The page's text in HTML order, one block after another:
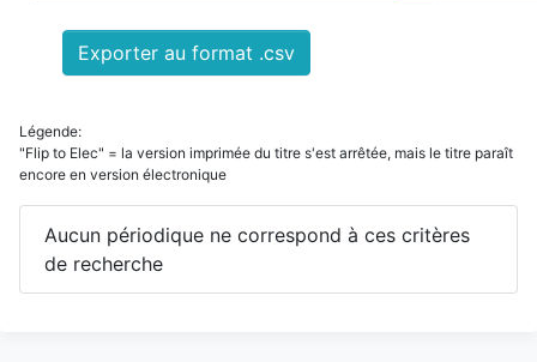
Exporter au format .csv
Légende:
"Flip to Elec" = la version imprimée du titre s'est arrêtée, mais le titre paraît
encore en version électronique
Aucun périodique ne correspond à ces critères
de recherche